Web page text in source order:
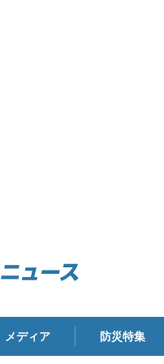
メディア 防災特集